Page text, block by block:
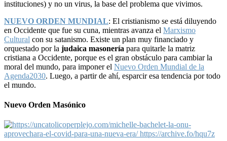
instituciones) y no un virus, la base del problema que vivimos.
NUEVO ORDEN MUNDIAL: El cristianismo se está diluyendo
en Occidente que fue su cuna, mientras avanza el Marxismo
Cultural con su satanismo. Existe un plan muy financiado y
orquestado por la judaica masonería para quitarle la matriz
cristiana a Occidente, porque es el gran obstáculo para cambiar la
moral del mundo, para imponer el Nuevo Orden Mundial de la
Agenda2030. Luego, a partir de ahí, esparcir esa tendencia por todo
el mundo.
Nuevo Orden Masónico